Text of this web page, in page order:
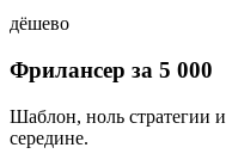
дёшево
Фрилансер за 5 000
Шаблон, ноль стратегии
середине.